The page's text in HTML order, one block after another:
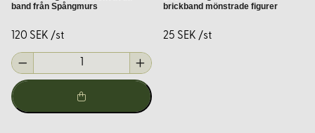
För den som är intresserad av historiska mönster erbjuder vi
ett urval av beskrivningar baserade på arkeologiska fynd.
Dessa inkluderar detaljerade instruktioner för hur du
återskapar band från olika tidsperioder och kulturer, vilket
band från Spångmurs
120 SEK /st
brickband mönstrade figurer
25 SEK /st